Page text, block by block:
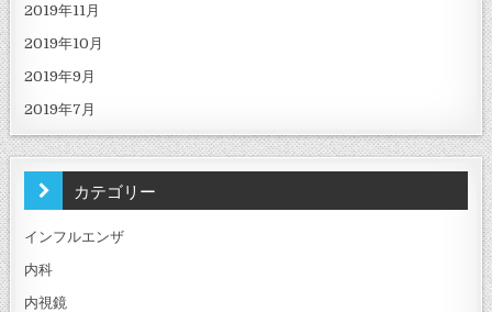
2019年11月
2019年10月
2019年9月
2019年7月
カテゴリー
インフルエンザ
内科
内視鏡